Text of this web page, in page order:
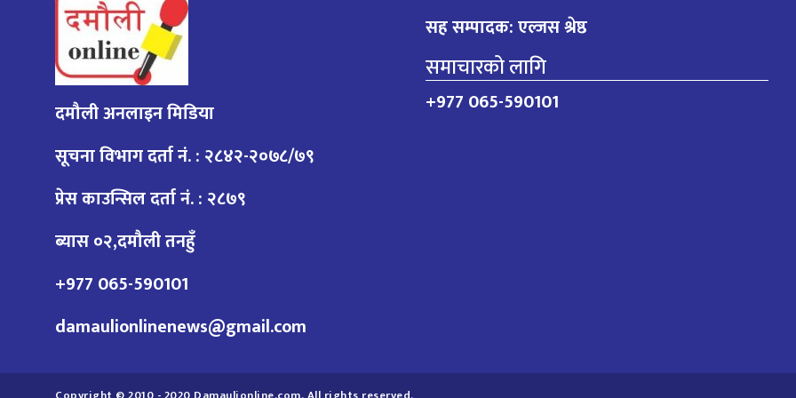
दमौली अनलाइन मिडिया
सूचना विभाग दर्ता नं. : २८४२-२०७८/७९
प्रेस काउन्सिल दर्ता नं. : २८७९
ब्यास ०२,दमौली तनहुँ
+977 065-590101
damaulionlinenews@gmail.com
सह सम्पादक: एल्जस श्रेष्ठ
समाचारको लागि
+977 065-590101